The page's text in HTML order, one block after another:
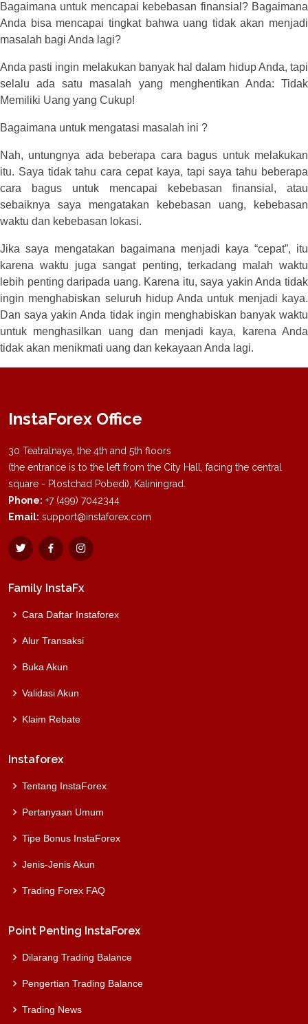
Bagaimana untuk mencapai kebebasan finansial? Bagaimana
Anda bisa mencapai tingkat bahwa uang tidak akan menjadi
masalah bagi Anda lagi?
Anda pasti ingin melakukan banyak hal dalam hidup Anda, tapi
selalu ada satu masalah yang menghentikan Anda: Tidak
Memiliki Uang yang Cukup!
Bagaimana untuk mengatasi masalah ini ?
Nah, untungnya ada beberapa cara bagus untuk melakukan
itu. Saya tidak tahu cara cepat kaya, tapi saya tahu beberapa
cara bagus untuk mencapai kebebasan finansial, atau
sebaiknya saya mengatakan kebebasan uang, kebebasan
waktu dan kebebasan lokasi.
Jika saya mengatakan bagaimana menjadi kaya “cepat”, itu
karena waktu juga sangat penting, terkadang malah waktu
lebih penting daripada uang. Karena itu, saya yakin Anda tidak
ingin menghabiskan seluruh hidup Anda untuk menjadi kaya.
Dan saya yakin Anda tidak ingin menghabiskan banyak waktu
untuk menghasilkan uang dan menjadi kaya, karena Anda
tidak akan menikmati uang dan kekayaan Anda lagi.
InstaForex Office
30 Teatralnaya, the 4th and 5th floors
(the entrance is to the left from the City Hall, facing the central
square - Plostchad Pobedi), Kaliningrad.
Phone: +7 (499) 7042344
Email: support@instaforex.com
Family InstaFx
Cara Daftar Instaforex
Alur Transaksi
Buka Akun
Validasi Akun
Klaim Rebate
Instaforex
Tentang InstaForex
Pertanyaan Umum
Tipe Bonus InstaForex
Jenis-Jenis Akun
Trading Forex FAQ
Point Penting InstaForex
Dilarang Trading Balance
Pengertian Trading Balance
Trading News